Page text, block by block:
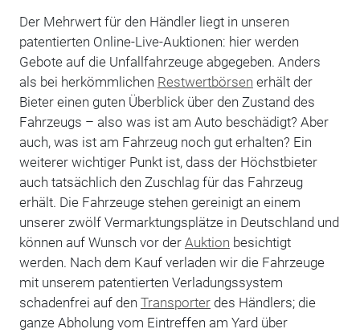
Der Mehrwert für den Händler liegt in unseren
patentierten Online-Live-Auktionen: hier werden
Gebote auf die Unfallfahrzeuge abgegeben. Anders
als bei herkömmlichen Restwertbörsen erhält der
Bieter einen guten Überblick über den Zustand des
Fahrzeugs – also was ist am Auto beschädigt? Aber
auch, was ist am Fahrzeug noch gut erhalten? Ein
weiterer wichtiger Punkt ist, dass der Höchstbieter
auch tatsächlich den Zuschlag für das Fahrzeug
erhält. Die Fahrzeuge stehen gereinigt an einem
unserer zwölf Vermarktungsplätze in Deutschland und
können auf Wunsch vor der Auktion besichtigt
werden. Nach dem Kauf verladen wir die Fahrzeuge
mit unserem patentierten Verladungssystem
schadenfrei auf den Transporterdes Händlers; die
ganze Abholung vom Eintreffen am Yard über